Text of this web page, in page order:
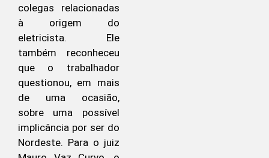
colegas relacionadas
à origem do
eletricista. Ele
também reconheceu
que o trabalhador
questionou, em mais
de uma ocasião,
sobre uma possível
implicância por ser do
Nordeste. Para o juiz